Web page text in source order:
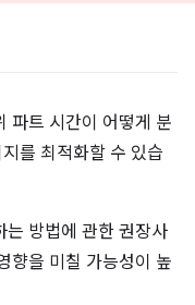
파트 시간이 어떻게 분
를 최적화할 수 있습
는 방법에 관한 권장사
향을 미칠 가능성이 높